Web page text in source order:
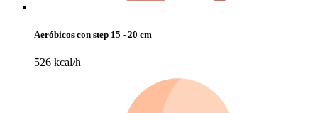
Aeróbicos con step 15 - 20 cm
526 kcal/h